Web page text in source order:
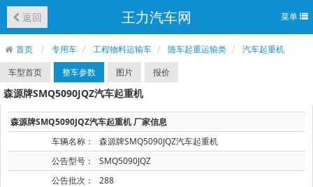
返回 王力汽车网 菜单
首页 专用车 工程物料运输车 随车起重运输类
汽车起重机
车型首页
整车参数 图片 报价
森源牌SMQ5090JQZ汽车起重机
森源牌SMQ5090JQZ汽车起重机 厂家信息
车辆名称：
森源牌SMQ5090JQZ汽车起重机
公告型号：
SMQ5090JQZ
公告批次：
288